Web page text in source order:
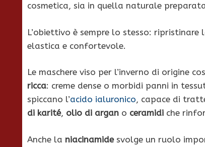
cosmetica, sia in quella naturale
L’obiettivo è sempre lo stesso:
elastica e confortevole.
Le maschere viso per l’inverno di origine
ricca: creme dense o morbidi panni in
spiccano l’acido ialuronico, capace di
di karité, olio di argan o ceramidi che
Anche la niacinamidesvolge un ruolo